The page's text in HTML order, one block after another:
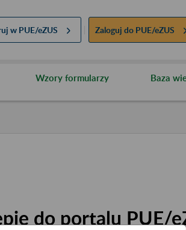
w PUE/eZUS Zaloguj do PUE/eZUS
Wzory formularzy Baza
do portalu PUE/